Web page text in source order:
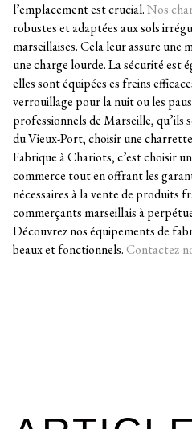
l’emplacement est crucial.Nos
robustes et adaptées aux sols
marseillaises. Cela leur assure une
une charge lourde. La sécurité est
elles sont équipées es freins
verrouillage pour la nuit ou les
professionnels de Marseille, qu’ils
du Vieux-Port, choisir une
Fabrique à Chariots, c’est choisir
commerce tout en offrant les
nécessaires à la vente de produits
commerçants marseillais à
Découvrez nos équipements de
beaux et fonctionnels.Contactez-